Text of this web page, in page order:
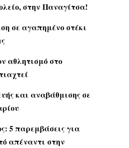
στην Παναγίτσα!
σε αγαπημένο στέκι
αθλητισμό στο
και αναβάθμισης σε
5 παρεμβάσεις για
απέναντι στην